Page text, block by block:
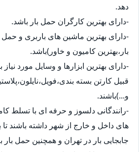
دهد.
-دارای بهترین کارگران حمل بار باشد.
-دارای بهترین ماشین های باربری و حمل
بار،بهترین کامیون و خاور)باشد.
-دارای بهترین ابزارها و وسایل مورد نیاز
قبیل کارتن بسته
و...)باشند.
-رانندگانی دلسوز و حرفه ای با تسلط
های داخل و خارج از شهر داشته باشند تا
جابجایی بار در تهران و همچنین حمل